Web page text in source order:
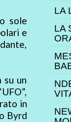
sole
e
su un
in
Byrd
LA
LA